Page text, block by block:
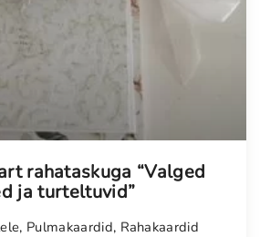
rahataskuga “Valged
ja turteltuvid”
, Pulmakaardid, Rahakaardid